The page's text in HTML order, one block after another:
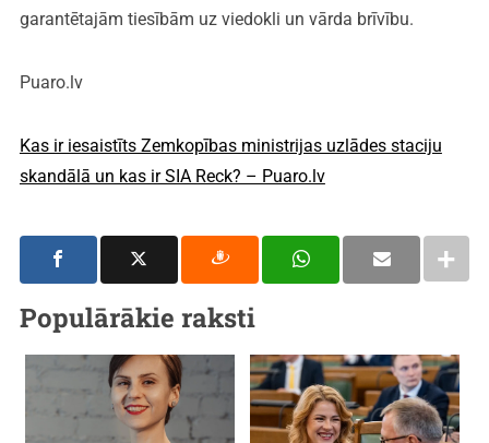
garantētajām tiesībām uz viedokli un vārda brīvību.
Puaro.lv
Kas ir iesaistīts Zemkopības ministrijas uzlādes staciju
skandālā un kas ir SIA Reck? – Puaro.lv
Populārākie raksti